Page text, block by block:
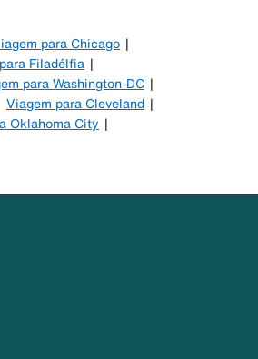
para Chicago
Filadélfia
para Washington-DC
Viagem para Cleveland
Oklahoma City